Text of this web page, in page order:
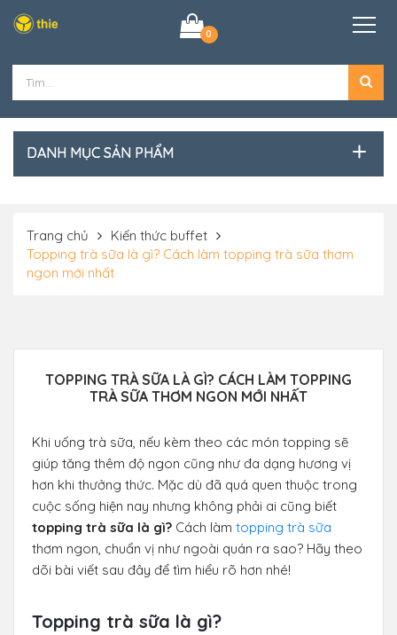
0
DANH MỤC SẢN PHẨM
Trang chủ
Kiến thức buffet
Topping trà sữa là gì? Cách làm topping trà sữa thơm
ngon mới nhất
TOPPING TRÀ SỮA LÀ GÌ? CÁCH LÀM TOPPING
TRÀ SỮA THƠM NGON MỚI NHẤT
Khi uống trà sữa, nếu kèm theo các món topping sẽ
giúp tăng thêm độ ngon cũng như đa dạng hương vị
hơn khi thưởng thức. Mặc dù đã quá quen thuộc trong
cuộc sống hiện nay nhưng không phải ai cũng biết
topping trà sữa là gì? Cách làm topping trà sữa
thơm ngon, chuẩn vị như ngoài quán ra sao? Hãy theo
dõi bài viết sau đây để tìm hiểu rõ hơn nhé!
Topping trà sữa là gì?